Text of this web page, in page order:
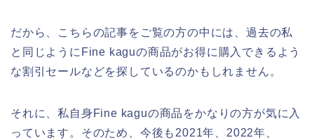
だから、こちらの記事をご覧の方の中には、過去の私
と同じようにFine kaguの商品がお得に購入できるよう
な割引セールなどを探しているのかもしれません。
それに、私自身Fine kaguの商品をかなりの方が気に入
っています。そのため、今後も2021年、2022年、